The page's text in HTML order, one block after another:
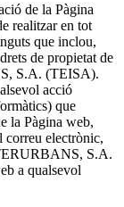
de la Pàgina
realitzar en tot
que inclou,
de propietat de
S.A. (TEISA).
acció
que
la Pàgina web,
electrònic,
S.A.
a qualsevol